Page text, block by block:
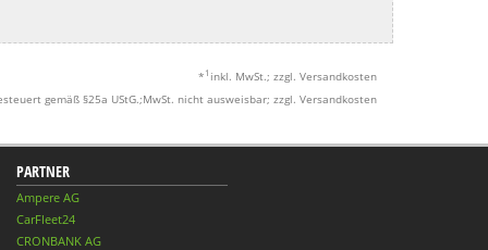
* 1 inkl. MwSt.; zzgl. Versandkosten
gemäß §25a UStG.;MwSt. nicht ausweisbar; zzgl. Versandkosten
PARTNER
Ampere AG
CarFleet24
CRONBANK AG